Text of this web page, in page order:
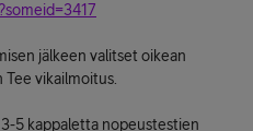
jälkeen valitset oikean
vikailmoitus.
5 kappaletta nopeustestien